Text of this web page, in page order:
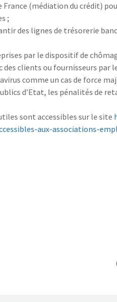
France (médiation du crédit)
;
des lignes de trésorerie
par le dispositif de
des clients ou fournisseurs par
comme un cas de force
d’Etat, les pénalités de
sont accessibles sur le site
aux-associations-